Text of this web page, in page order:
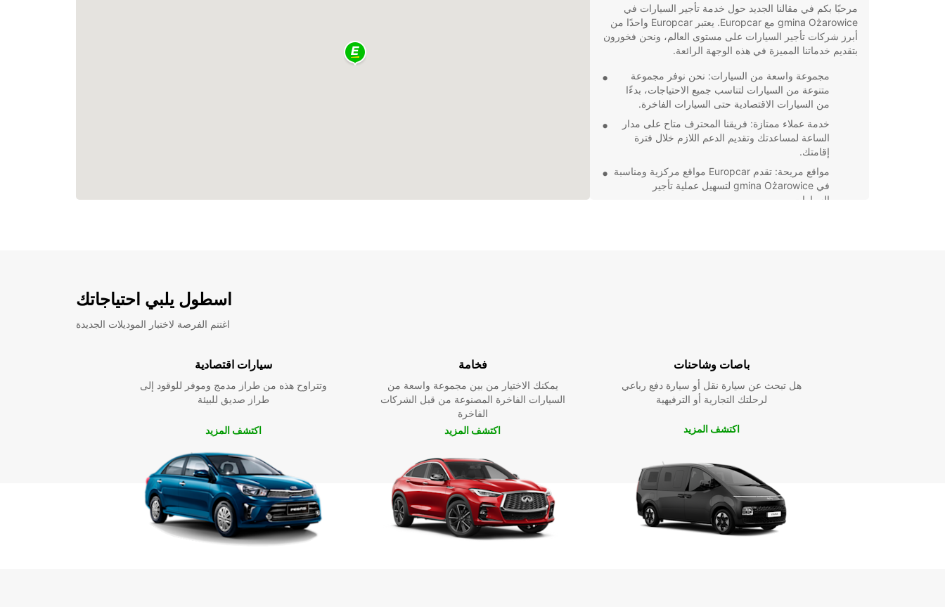
مرحبًا بكم في مقالنا الجديد حول خدمة تأجير السيارات في
gmina Ożarowice مع Europcar. يعتبر Europcar واحدًا من
أبرز شركات تأجير السيارات على مستوى العالم، ونحن فخورون
بتقديم خدماتنا المميزة في هذه الوجهة الرائعة.
مجموعة واسعة من السيارات: نحن نوفر مجموعة
متنوعة من السيارات لتناسب جميع الاحتياجات، بدءًا
من السيارات الاقتصادية حتى السيارات الفاخرة.
خدمة عملاء ممتازة: فريقنا المحترف متاح على مدار
الساعة لمساعدتك وتقديم الدعم اللازم خلال فترة
إقامتك.
مواقع مريحة: تقدم Europcar مواقع مركزية ومناسبة
في gmina Ożarowice لتسهيل عملية تأجير
السيارات.
اسطول يلبي احتياجاتك
اغتنم الفرصة لاختبار الموديلات الجديدة
سيارات اقتصادية
وتتراوح هذه من طراز مدمج وموفر للوقود إلى
طراز صديق للبيئة
اكتشف المزيد
فخامة
يمكنك الاختيار من بين مجموعة واسعة من
السيارات الفاخرة المصنوعة من قبل الشركات
الفاخرة
اكتشف المزيد
باصات وشاحنات
هل تبحث عن سيارة نقل أو سيارة دفع رباعي
لرحلتك التجارية أو الترفيهية
اكتشف المزيد